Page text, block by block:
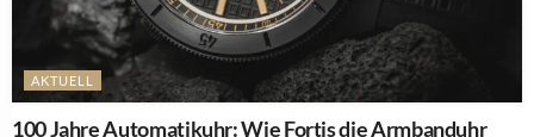
AKTUELL
100 Jahre Automatikuhr: Wie Fortis die Armbanduhr